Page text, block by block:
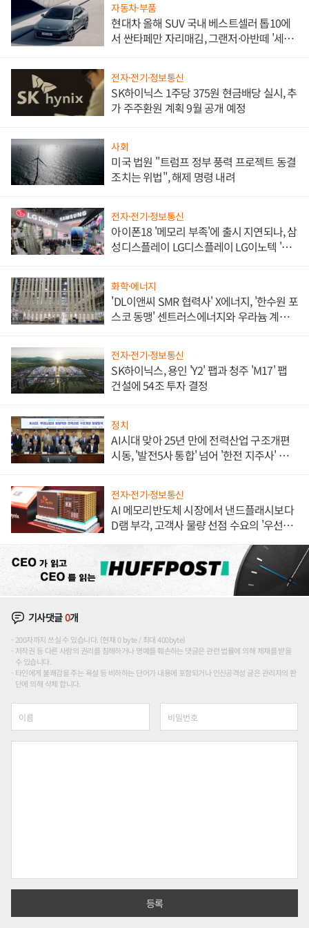
자동차·부품
현대차 올해 SUV 국내 베스트셀러 톱10에
서 싼타페만 자리매김, 그랜저·아반떼 '세단
전자·전기·정보통신
SK하이닉스 1주당 375원 현금배당 실시, 추
가 주주환원 계획 9월 공개 예정
사회
미국 법원 "트럼프 정부 풍력 프로젝트 동결
조치는 위법", 해제 명령 내려
전자·전기·정보통신
아이폰18 '메모리 부족'에 출시 지연되나, 삼
성디스플레이 LG디스플레이 LG이노텍 '탈
화학·에너지
'DL이앤씨 SMR 협력사' X에너지, '한수원 포
스코 동맹' 센트러스에너지와 우라늄 계약
전자·전기·정보통신
SK하이닉스, 용인 'Y2' 팹과 청주 'M17' 팹
건설에 54조 투자 결정
정치
AI시대 맞아 25년 만에 전력산업 구조개편
시동, '발전5사 통합' 넘어 '한전 지주사' 재편
전자·전기·정보통신
AI 메모리반도체 시장에서 낸드플래시보다
D램 부각, 고객사 물량 선점 수요의 '우선순
기사댓글0개
200자까지 쓰실 수 있습니다. (현재 0 byte / 최대 400byte)
저작권 등 다른 사람의 권리를 침해하거나 명예를 훼손하는 댓글은 관련 법률에 의해 제재를 받을
수 있습니다.
타인에게 불쾌감을 주는 욕설 등 비하하는 단어가 내용에 포함되거나 인신공격성 글은 관리자의 판
단에 의해 삭제 합니다.